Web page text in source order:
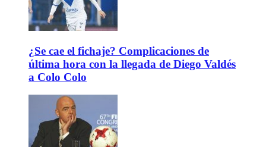
¿Se cae el fichaje? Complicaciones de
última hora con la llegada de Diego Valdés
a Colo Colo